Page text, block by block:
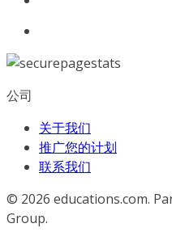
公司
关于我们
推广您的计划
联系我们
© 2026 educations.com.
Group.